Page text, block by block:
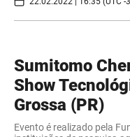
Sumitomo
Show
Grossa (PR)
Evento é realizado pela